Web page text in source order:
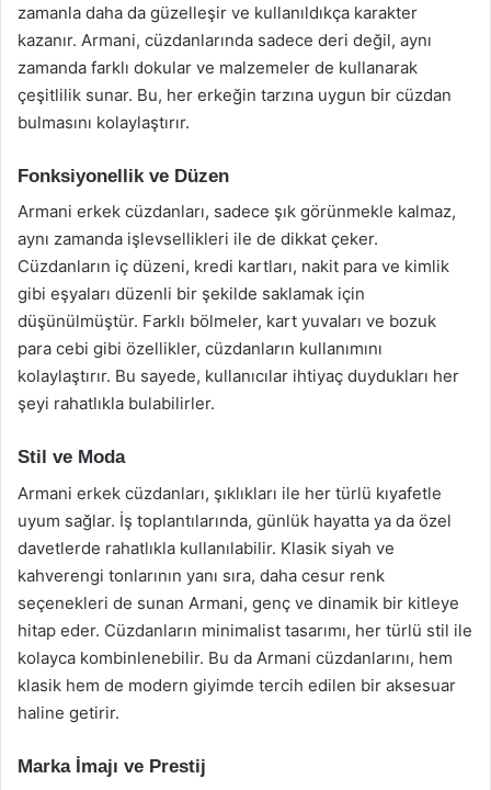
zamanla daha da güzelleşir ve kullanıldıkça karakter
kazanır. Armani, cüzdanlarında sadece deri değil, aynı
zamanda farklı dokular ve malzemeler de kullanarak
çeşitlilik sunar. Bu, her erkeğin tarzına uygun bir cüzdan
bulmasını kolaylaştırır.
Fonksiyonellik ve Düzen
Armani erkek cüzdanları, sadece şık görünmekle kalmaz,
aynı zamanda işlevsellikleri ile de dikkat çeker.
Cüzdanların iç düzeni, kredi kartları, nakit para ve kimlik
gibi eşyaları düzenli bir şekilde saklamak için
düşünülmüştür. Farklı bölmeler, kart yuvaları ve bozuk
para cebi gibi özellikler, cüzdanların kullanımını
kolaylaştırır. Bu sayede, kullanıcılar ihtiyaç duydukları her
şeyi rahatlıkla bulabilirler.
Stil ve Moda
Armani erkek cüzdanları, şıklıkları ile her türlü kıyafetle
uyum sağlar. İş toplantılarında, günlük hayatta ya da özel
davetlerde rahatlıkla kullanılabilir. Klasik siyah ve
kahverengi tonlarının yanı sıra, daha cesur renk
seçenekleri de sunan Armani, genç ve dinamik bir kitleye
hitap eder. Cüzdanların minimalist tasarımı, her türlü stil ile
kolayca kombinlenebilir. Bu da Armani cüzdanlarını, hem
klasik hem de modern giyimde tercih edilen bir aksesuar
haline getirir.
Marka İmajı ve Prestij